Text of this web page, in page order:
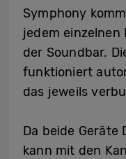
Symphony
jedem einzelnen
der Soundbar.
funktioniert
das jeweils
Da beide
kann mit den